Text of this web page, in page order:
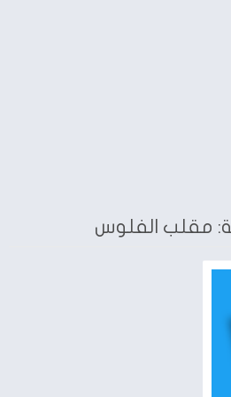
مقلب الفلوس